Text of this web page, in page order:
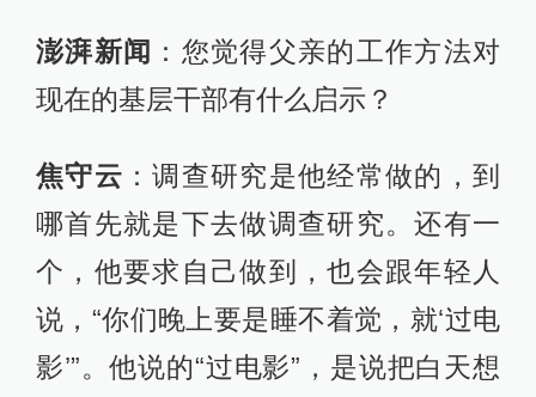
澎湃新闻 ：您觉得父亲的工作方法对
现在的基层干部有什么启示？
焦守云 ：调查研究是他经常做的，到
哪首先就是下去做调查研究。还有一
个，他要求自己做到，也会跟年轻人
说，“你们晚上要是睡不着觉，就‘过电
影’”。他说的“过电影”，是说把白天想